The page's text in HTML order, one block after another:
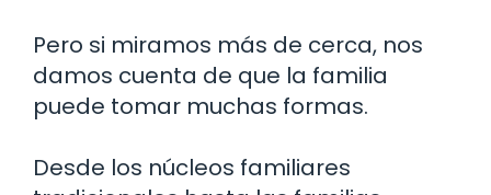
Pero si miramos más de cerca, nos
damos cuenta de que la familia
puede tomar muchas formas.
Desde los núcleos familiares